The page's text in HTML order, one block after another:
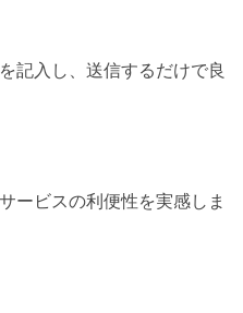
記入し、送信するだけで良
ービスの利便性を実感しま